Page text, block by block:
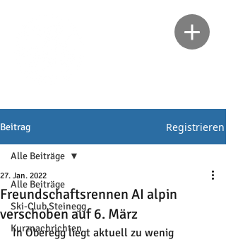
Beitrag Registrieren
Alle Beiträge
Ski-Club Steinegg
Kurznachrichten
Alle Beiträge
Freundschaftsrennen AI alpin
verschoben auf 6. März
27. Jan. 2022
In Oberegg liegt aktuell zu wenig